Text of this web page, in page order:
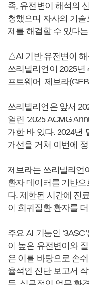
족, 유전변이 해석의
청했으며 자사의 기
제를 해결할 수 있다
△AI 기반 유전변이 해
쓰리빌리언이 2025년
프트웨어 ‘제브라
쓰리빌리언은 앞서
열린 ‘2025 ACMG
개한 바 있다. 2024년
개선을 거쳐 이번에
제브라는 쓰리빌리언
환자 데이터를 기반
다. 제한된 시간에 진
이 희귀질환 환자를
주요 AI 기능인
이 높은 유전변이와
은 이를 바탕으로 손
율적인 진단 보고서